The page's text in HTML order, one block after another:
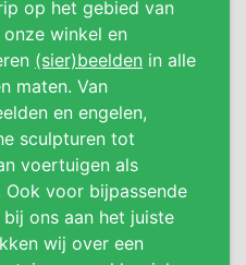
op het gebied van
winkel en
(sier)beelden in alle
maten. Van
en engelen,
sculpturen tot
voertuigen als
Ook voor bijpassende
ons aan het juiste
wij over een